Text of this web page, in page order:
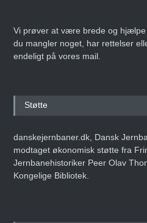
Vi prøver at være brede og
du mangler noget, har rettelser
endeligt på vores mail.
Støtte
danskejernbaner.dk, Dansk
modtaget økonomisk støtte fra
Jernbanehistoriker Peer Olav
Kongelige Bibliotek.